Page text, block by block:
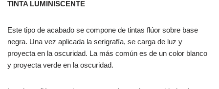
TINTA LUMINISCENTE
Este tipo de acabado se compone de tintas flúor sobre base
negra. Una vez aplicada la serigrafía, se carga de luz y
proyecta en la oscuridad. La más común es de un color blanco
y proyecta verde en la oscuridad.